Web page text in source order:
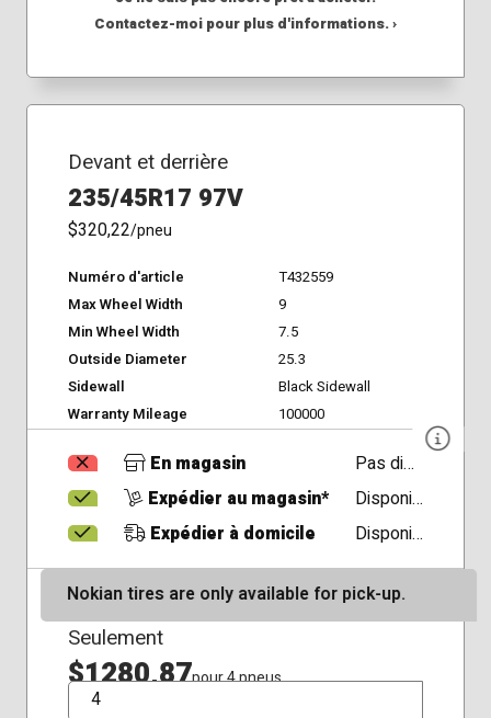
Contactez-moi pour plus d'informations. ›
Devant et derrière
235/45R17 97V
$320,22/pneu
Numéro d'article
T432559
Max Wheel Width
9
Min Wheel Width
7.5
Outside Diameter
25.3
Sidewall
Black Sidewall
Warranty Mileage
100000
En magasin
Pas disponible
Expédier au magasin*
Disponible
Expédier à domicile
Disponible
Nokian tires are only available for pick-up.
Seulement
$1280,87pour 4 pneus
QTÉ